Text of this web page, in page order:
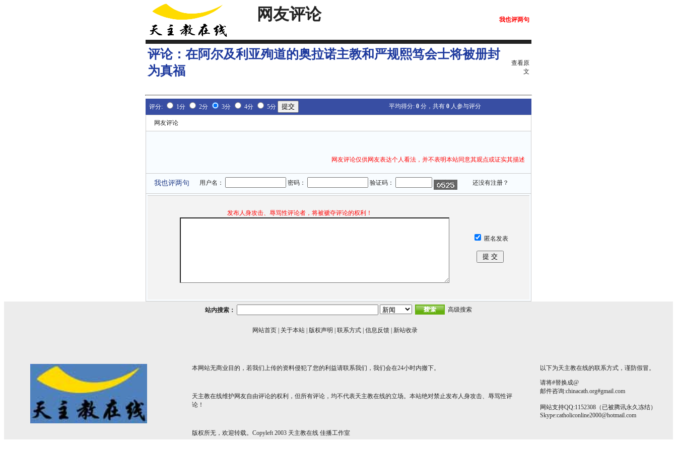
网友评论 我也评两句
评论： 在阿尔及利亚殉道的奥拉诺主教和严规熙笃会士将被册封
为真福
查看原
文
评分: 1分 2分 3分 4分 5分 平均得分: 0 分，共有 0 人参与评分
网友评论
网友评论仅供网友表达个人看法，并不表明本站同意其观点或证实其描述
我也评两句 用户名： 密码： 验证码： 还没有注册？
发布人身攻击、辱骂性评论者，将被褫夺评论的权利！
匿名发表
站内搜索： 高级搜索
网站首页 关于本站 版权声明 联系方式 信息反馈 新站收录
本网站无商业目的，若我们上传的资料侵犯了您的利益请联系我们，我们会在24小时内撤下。
天主教在线维护网友自由评论的权利，但所有评论，均不代表天主教在线的立场。本站绝对禁止发布人身攻击、辱骂性评
论！
版权所无，欢迎转载。Copyleft 2003 天主教在线 佳播工作室
以下为天主教在线的联系方式，谨防假冒。
请将#替换成@
邮件咨询:chinacath.org#gmail.com
网站支持QQ:1152308（已被腾讯永久冻结）
Skype:catholiconline2000@hotmail.com